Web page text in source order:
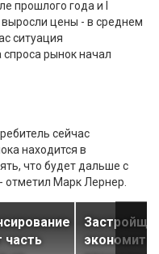
прошлого года и I
цены - в среднем
ситуация
рынок начал
сейчас
находится в
что будет дальше с
отметил Марк Лернер.
часть
экономить